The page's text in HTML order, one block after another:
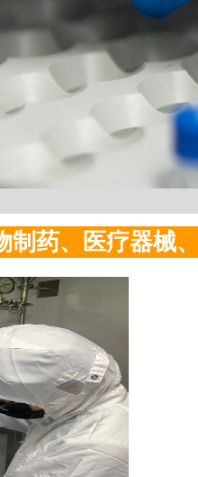
药、医疗器械、